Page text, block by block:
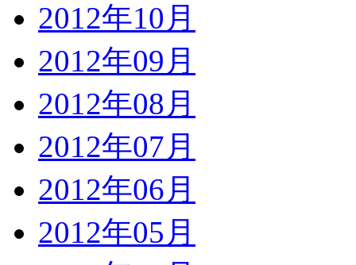
2012年10月
2012年09月
2012年08月
2012年07月
2012年06月
2012年05月